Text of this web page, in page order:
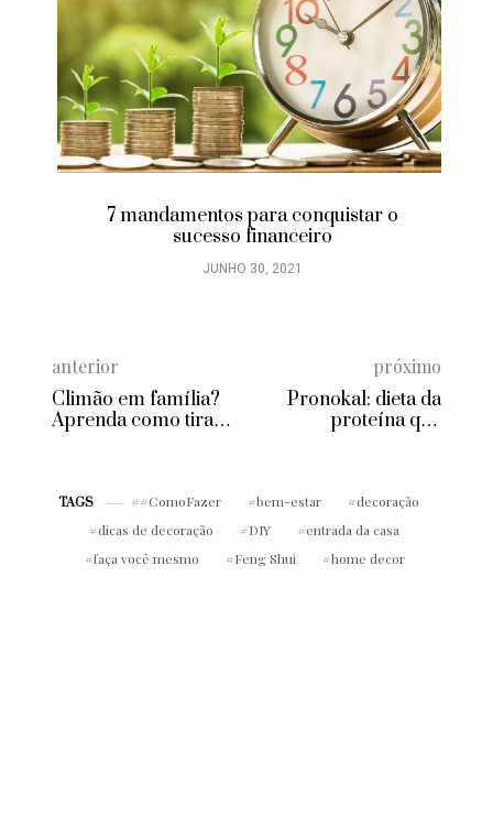
7 mandamentos para conquistar o
sucesso financeiro
JUNHO 30, 2021
anterior
Climão em família?
Aprenda como tirar
próximo
Pronokal: dieta da
proteína que
TAGS #ComoFazer bem-estar
decoração
dicas de decoração
DIY
entrada da casa
faça você mesmo
Feng Shui home decor